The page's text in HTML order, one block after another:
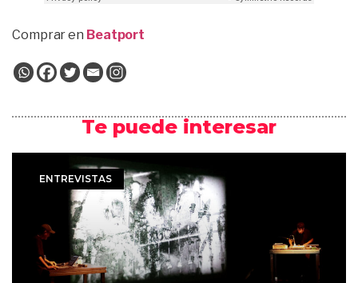
Comprar en Beatport
Te puede interesar
ENTREVISTAS